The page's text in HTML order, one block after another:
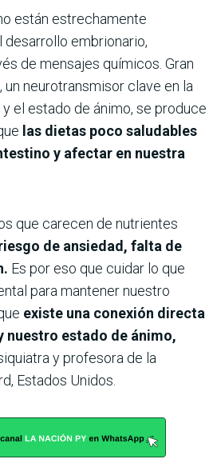
están estrechamente
embrionario,
de mensajes químicos. Gran
neurotransmisor clave en la
el estado de ánimo, se produce
las dietas poco saludables
y afectar en nuestra
que carecen de nutrientes
de ansiedad, falta de
Es por eso que cuidar lo que
para mantener nuestro
existe una conexión directa
nuestro estado de ánimo,
y profesora de la
Estados Unidos.